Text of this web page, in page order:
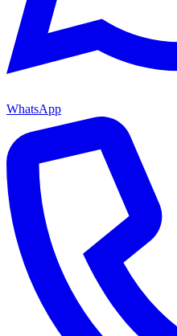
WhatsApp